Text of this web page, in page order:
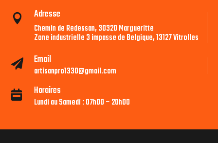
 Adresse
Chemin de Redessan, 30320 Margueritte
Zone industrielle 3 impasse de Belgique, 13127 Vitrolles
 Email
artisanpro1330@gmail.com
 Horaires
Lundi au Samedi : 07h00 – 20h00